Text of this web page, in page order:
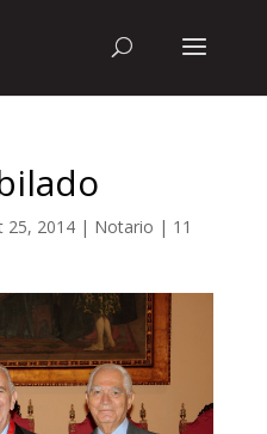
25, 2014| Notario | 11